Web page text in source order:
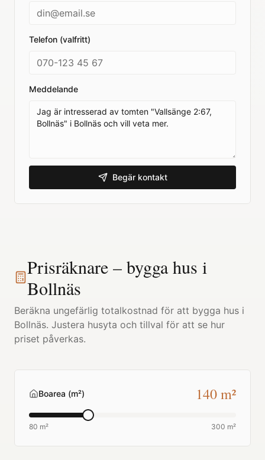
Telefon (valfritt)
Meddelande
Begär kontakt
Prisräknare – bygga hus i
Bollnäs
Beräkna ungefärlig totalkostnad för att bygga hus i
Bollnäs. Justera husyta och tillval för att se hur
priset påverkas.
Boarea (m²) 140m²
80 m² 300 m²